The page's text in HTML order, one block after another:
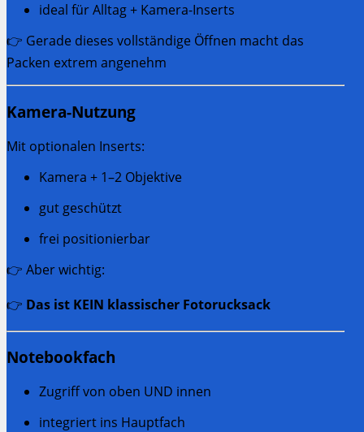
ideal für Alltag + Kamera-Inserts
👉 Gerade dieses vollständige Öffnen macht das
Packen extrem angenehm
Kamera-Nutzung
Mit optionalen Inserts:
Kamera + 1–2 Objektive
gut geschützt
frei positionierbar
👉 Aber wichtig:
👉 Das ist KEIN klassischer Fotorucksack
Notebookfach
Zugriff von oben UND innen
integriert ins Hauptfach